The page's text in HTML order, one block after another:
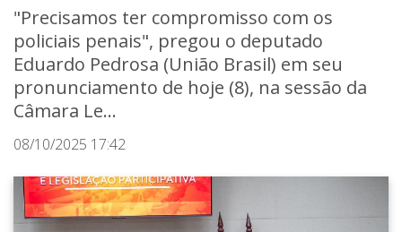
"Precisamos ter compromisso com os
policiais penais", pregou o deputado
Eduardo Pedrosa (União Brasil) em seu
pronunciamento de hoje (8), na sessão da
Câmara Le...
08/10/2025 17:42